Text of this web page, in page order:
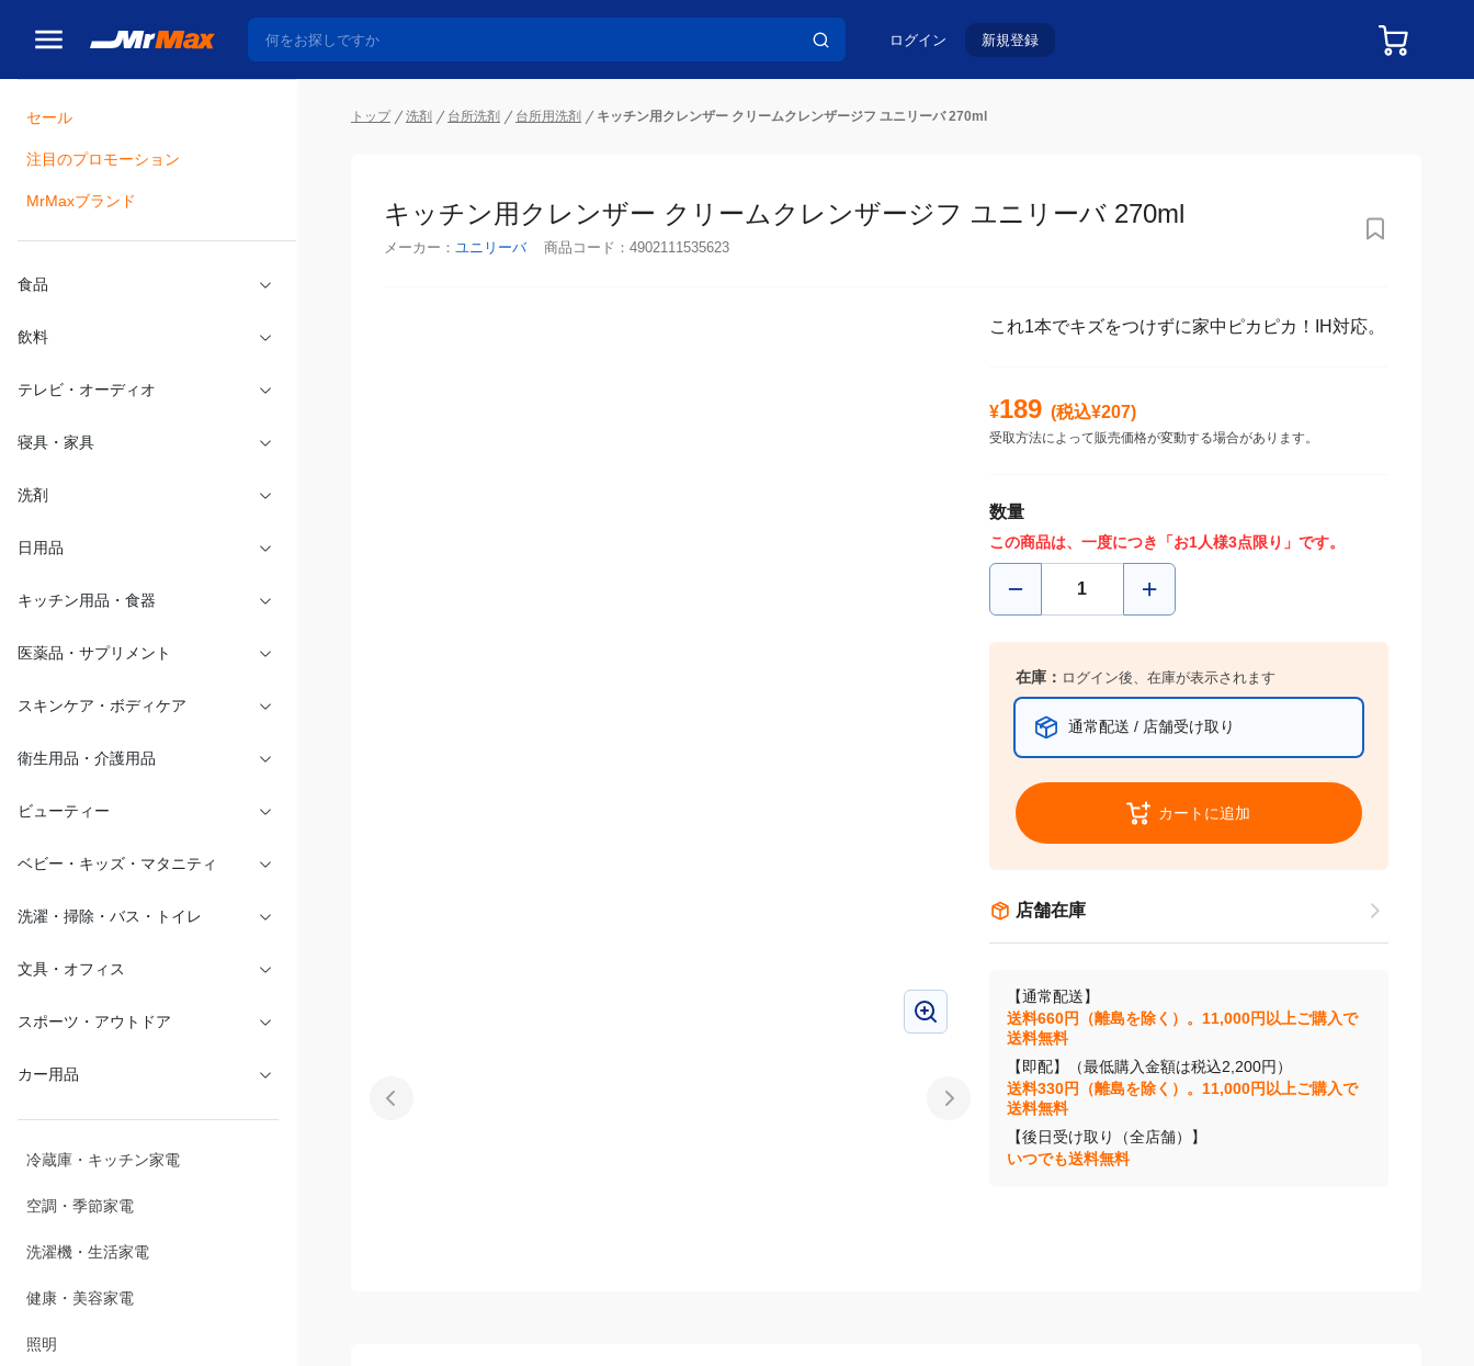
ログイン 新規登録
セール
注目のプロモーション
MrMaxブランド
食品
飲料
文具・オフィス
スポーツ・アウトドア
カー用品
冷蔵庫・キッチン家電
空調・季節家電
洗濯機・生活家電
トップ 洗剤 台所洗剤 台所用洗剤 キッチン用クレンザー クリームクレンザージフ ユニリーバ 270ml
キッチン用クレンザー クリームクレンザージフ ユニリーバ 270ml
メーカー： ユニリーバ 商品コード： 4902111535623
これ1本でキズをつけずに家中ピカピカ！IH対応。
¥189 (税込¥207)
受取方法によって販売価格が変動する場合があります。
数量
この商品は、一度につき「お1人様3点限り」です。
在庫： ログイン後、在庫が表示されます
通常配送 / 店舗受け取り
カートに追加
店舗在庫
【通常配送】
送料660円（離島を除く）。11,000円以上ご購入で
送料無料
【即配】（最低購入金額は税込2,200円）
送料330円（離島を除く）。11,000円以上ご購入で
送料無料
【後日受け取り（全店舗）】